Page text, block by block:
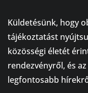
Küldetésünk, hogy
tájékoztatást
közösségi életét
rendezvényről, és
legfontosabb